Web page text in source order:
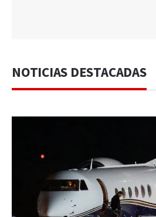
NOTICIAS DESTACADAS